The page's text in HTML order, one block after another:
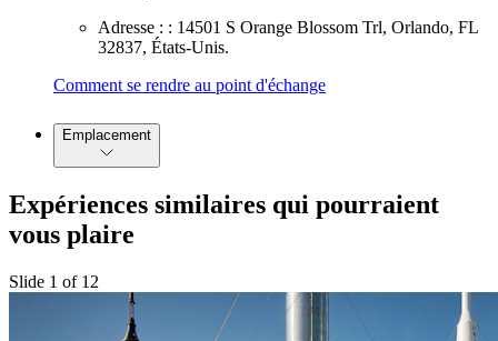
Adresse : : 14501 S Orange Blossom Trl, Orlando, FL
32837, États-Unis.
Comment se rendre au point d'échange
Emplacement
Expériences similaires qui pourraient
vous plaire
Slide 1 of 12